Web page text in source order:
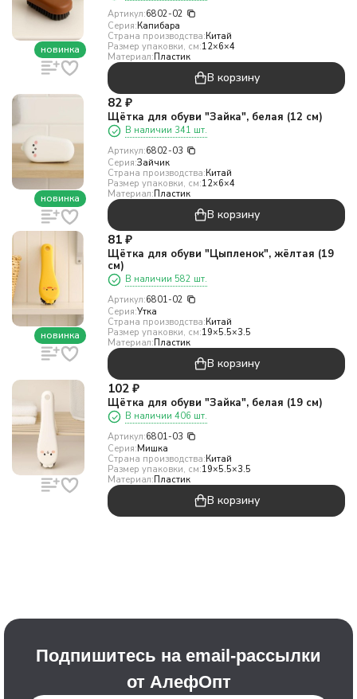
новинка
Артикул:6802-02
Серия:Капибара
Страна производства:Китай
Размер упаковки, см:12×6×4
Материал:Пластик
В корзину
новинка
82 ₽
Щётка для обуви "Зайка", белая (12 см)
В наличии 341 шт.
Артикул:6802-03
Серия:Зайчик
Страна производства:Китай
Размер упаковки, см:12×6×4
Материал:Пластик
В корзину
новинка
81 ₽
Щётка для обуви "Цыпленок", жёлтая (19
см)
В наличии 582 шт.
Артикул:6801-02
Серия:Утка
Страна производства:Китай
Размер упаковки, см:19×5.5×3.5
Материал:Пластик
В корзину
102 ₽
Щётка для обуви "Зайка", белая (19 см)
В наличии 406 шт.
Артикул:6801-03
Серия:Мишка
Страна производства:Китай
Размер упаковки, см:19×5.5×3.5
Материал:Пластик
В корзину
Подпишитесь на email-рассылки
от АлефОпт